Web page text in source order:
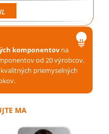
komponentovna
od 20 výrobcov.
priemyselných
MA